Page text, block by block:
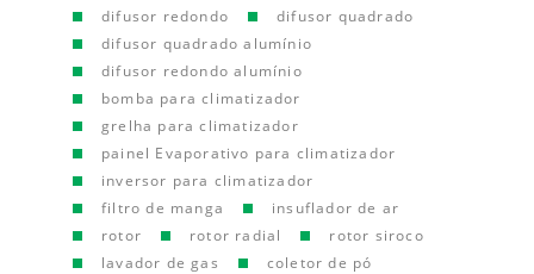
difusor redondo
difusor quadrado
difusor quadrado alumínio
difusor redondo alumínio
bomba para climatizador
grelha para climatizador
painel Evaporativo para climatizador
inversor para climatizador
filtro de manga
insuflador de ar
rotor
rotor radial
rotor siroco
lavador de gas
coletor de pó